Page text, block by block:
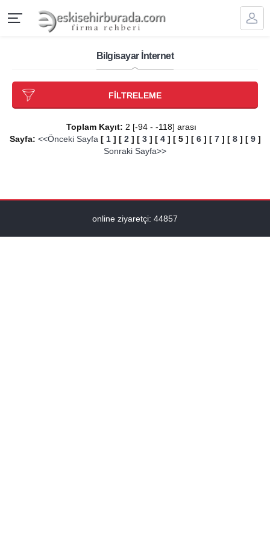
Bilgisayar İnternet
FİLTRELEME
Toplam Kayıt: 2 [-94 - -118] arası
Sayfa: <<Önceki Sayfa [ 1] [ 2] [ 3] [ 4] [ 5] [ 6] [ 7] [ 8] [ 9]
Sonraki Sayfa>>
online ziyaretçi: 44857